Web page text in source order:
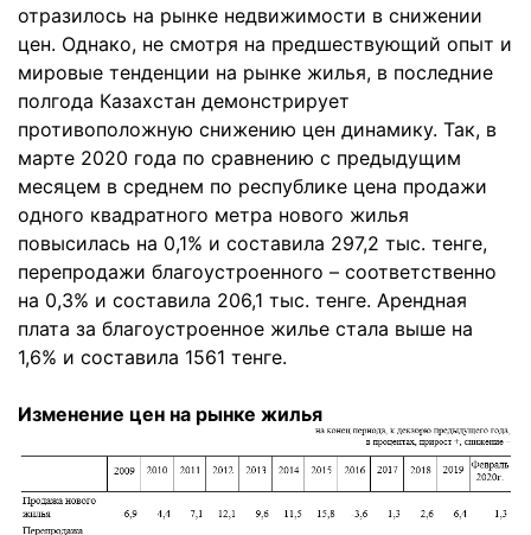
отразилось на рынке недвижимости в снижении
цен. Однако, не смотря на предшествующий опыт и
мировые тенденции на рынке жилья, в последние
полгода Казахстан демонстрирует
противоположную снижению цен динамику. Так, в
марте 2020 года по сравнению с предыдущим
месяцем в среднем по республике цена продажи
одного квадратного метра нового жилья
повысилась на 0,1% и составила 297,2 тыс. тенге,
перепродажи благоустроенного – соответственно
на 0,3% и составила 206,1 тыс. тенге. Арендная
плата за благоустроенное жилье стала выше на
1,6% и составила 1561 тенге.
Изменение цен на рынке жилья